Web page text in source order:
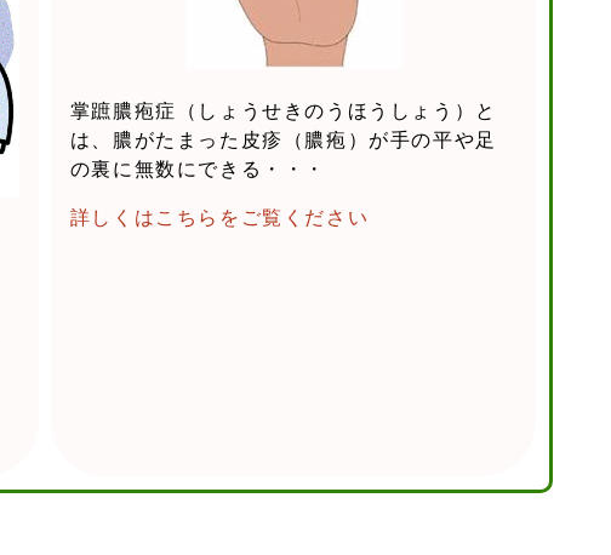
掌蹠膿疱症（しょうせきのうほうしょう）と
は、膿がたまった皮疹（膿疱）が手の平や足
の裏に無数にできる・・・
詳しくはこちらをご覧ください